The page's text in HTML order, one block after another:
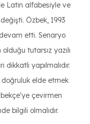
Latin alfabesiyle ve
Özbek, 1993
etti. Senaryo
tutarsız yazılı
yapılmalıdır.
doğruluk elde etmek
çevirmen
bilgili olmalıdır.